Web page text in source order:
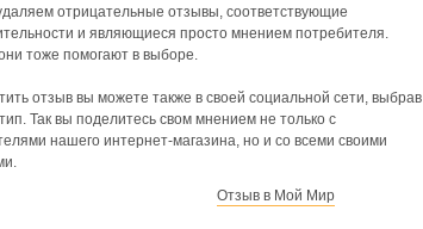
отрицательные отзывы, соответствующие
и являющиеся просто мнением потребителя.
тоже помогают в выборе.
отзыв вы можете также в своей социальной сети, выбрав
Так вы поделитесь свом мнением не только с
нашего интернет-магазина, но и со всеми своими
Отзыв в Мой Мир